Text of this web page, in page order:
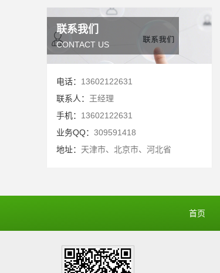
联系我们
CONTACT US
电话： 13602122631
联系人： 王经理
手机： 13602122631
业务QQ： 309591418
地址： 天津市、北京市、河北省
首页